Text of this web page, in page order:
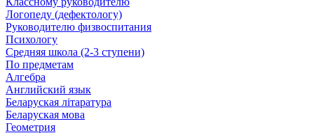
Логопеду (дефектологу)
Руководителю физвоспитания
Психологу
Средняя школа (2-3 ступени)
По предметам
Алгебра
Английский язык
Беларуская літаратура
Беларуская мова
Геометрия